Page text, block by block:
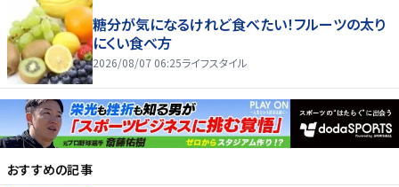
糖分が気になるけれど食べたい！フルーツの太り
にくい食べ方
2026/08/07 06:25ライフスタイル
おすすめの記事